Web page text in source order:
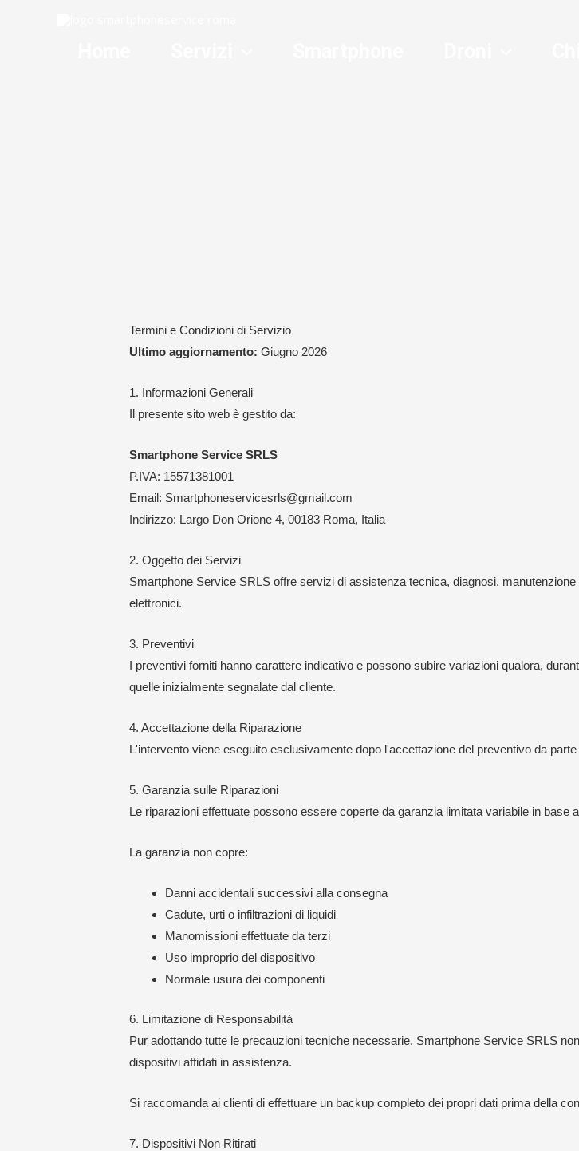
Termini e Condizioni di Servizio
Ultimo aggiornamento: Giugno 2026
1. Informazioni Generali
Il presente sito web è gestito da:
Smartphone Service SRLS
P.IVA: 15571381001
Email: Smartphoneservicesrls@gmail.com
Indirizzo: Largo Don Orione 4, 00183 Roma, Italia
2. Oggetto dei Servizi
Smartphone Service SRLS offre servizi di assistenza tecnica, diagnosi,
elettronici.
3. Preventivi
I preventivi forniti hanno carattere indicativo e possono subire variazioni qualora,
quelle inizialmente segnalate dal cliente.
4. Accettazione della Riparazione
L'intervento viene eseguito esclusivamente dopo l'accettazione del preventivo da
5. Garanzia sulle Riparazioni
Le riparazioni effettuate possono essere coperte da garanzia limitata variabile in base
La garanzia non copre:
Danni accidentali successivi alla consegna
Cadute, urti o infiltrazioni di liquidi
Manomissioni effettuate da terzi
Uso improprio del dispositivo
Normale usura dei componenti
6. Limitazione di Responsabilità
Pur adottando tutte le precauzioni tecniche necessarie, Smartphone Service SRLS
dispositivi affidati in assistenza.
Si raccomanda ai clienti di effettuare un backup completo dei propri dati prima della
7. Dispositivi Non Ritirati